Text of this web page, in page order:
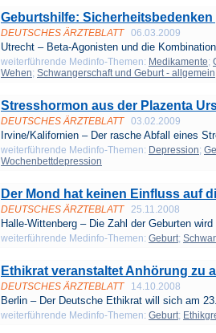
Geburtshilfe:
DEUTSCHES ÄRZTEBLATT 06.03.2009
Utrecht – Beta-Agonisten und die
weiterführende Medinfo-Themen: Medikamente;
Wehen; Schwangerschaft und Geburt - allgemein
Stresshormon aus der Plazenta
DEUTSCHES ÄRZTEBLATT 03.02.2009
Irvine/Kalifornien – Der rasche Abfall eines
weiterführende Medinfo-Themen: Depression;
Wochenbettdepression
Der Mond hat keinen Einfluss auf
DEUTSCHES ÄRZTEBLATT 25.11.2008
Halle-Wittenberg – Die Zahl der Geburten
weiterführende Medinfo-Themen: Geburt;
Ethikrat veranstaltet Anhörung zu
DEUTSCHES ÄRZTEBLATT 14.10.2008
Berlin – Der Deutsche Ethikrat will sich am
weiterführende Medinfo-Themen: Geburt;